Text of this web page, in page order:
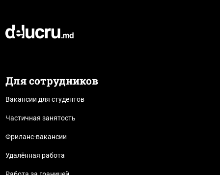
Для сотрудников
Вакансии для студентов
Частичная занятость
Фриланс-вакансии
Удалённая работа